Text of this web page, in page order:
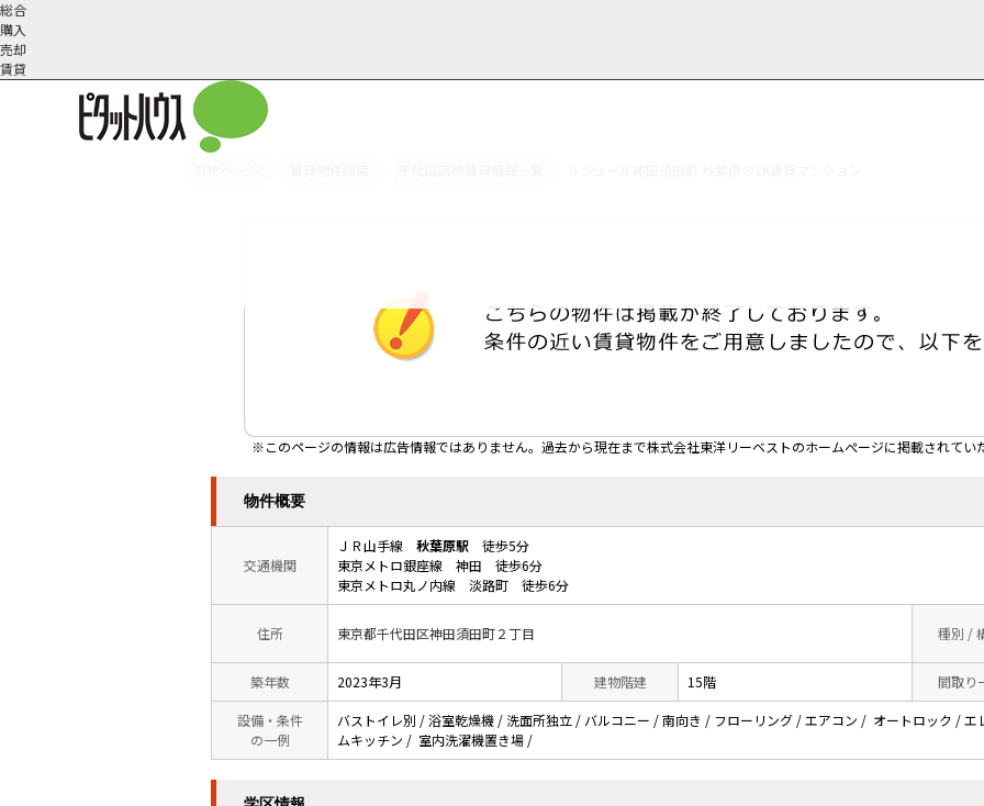
総合
購入
売却
賃貸
※このページの情報は広告情報ではありません。過去から現在まで株式会社東洋リーベストのホームぺージに掲載されてい
物件概要
交通機関
ＪＲ山手線 秋葉原駅 徒歩5分
東京メトロ銀座線 神田 徒歩6分
東京メトロ丸ノ内線 淡路町 徒歩6分
住所 東京都千代田区神田須田町２丁目 種別 /
築年数 2023年3月 建物階建 15階 間取り
設備・条件
の一例
バストイレ別 / 浴室乾燥機 / 洗面所独立 / バルコニー / 南向き / フローリング / エアコン / オートロック /
ムキッチン / 室内洗濯機置き場 /